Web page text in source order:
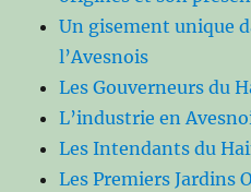
Un gisement unique
l’Avesnois
Les Gouverneurs du
L’industrie en
Les Intendants du
Les Premiers Jardins